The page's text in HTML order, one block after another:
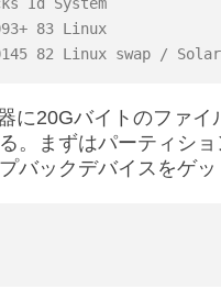
83 Linux
82 Linux swap /
に20Gバイトのファイ
。まずはパーティシ
バックデバイスをゲッ